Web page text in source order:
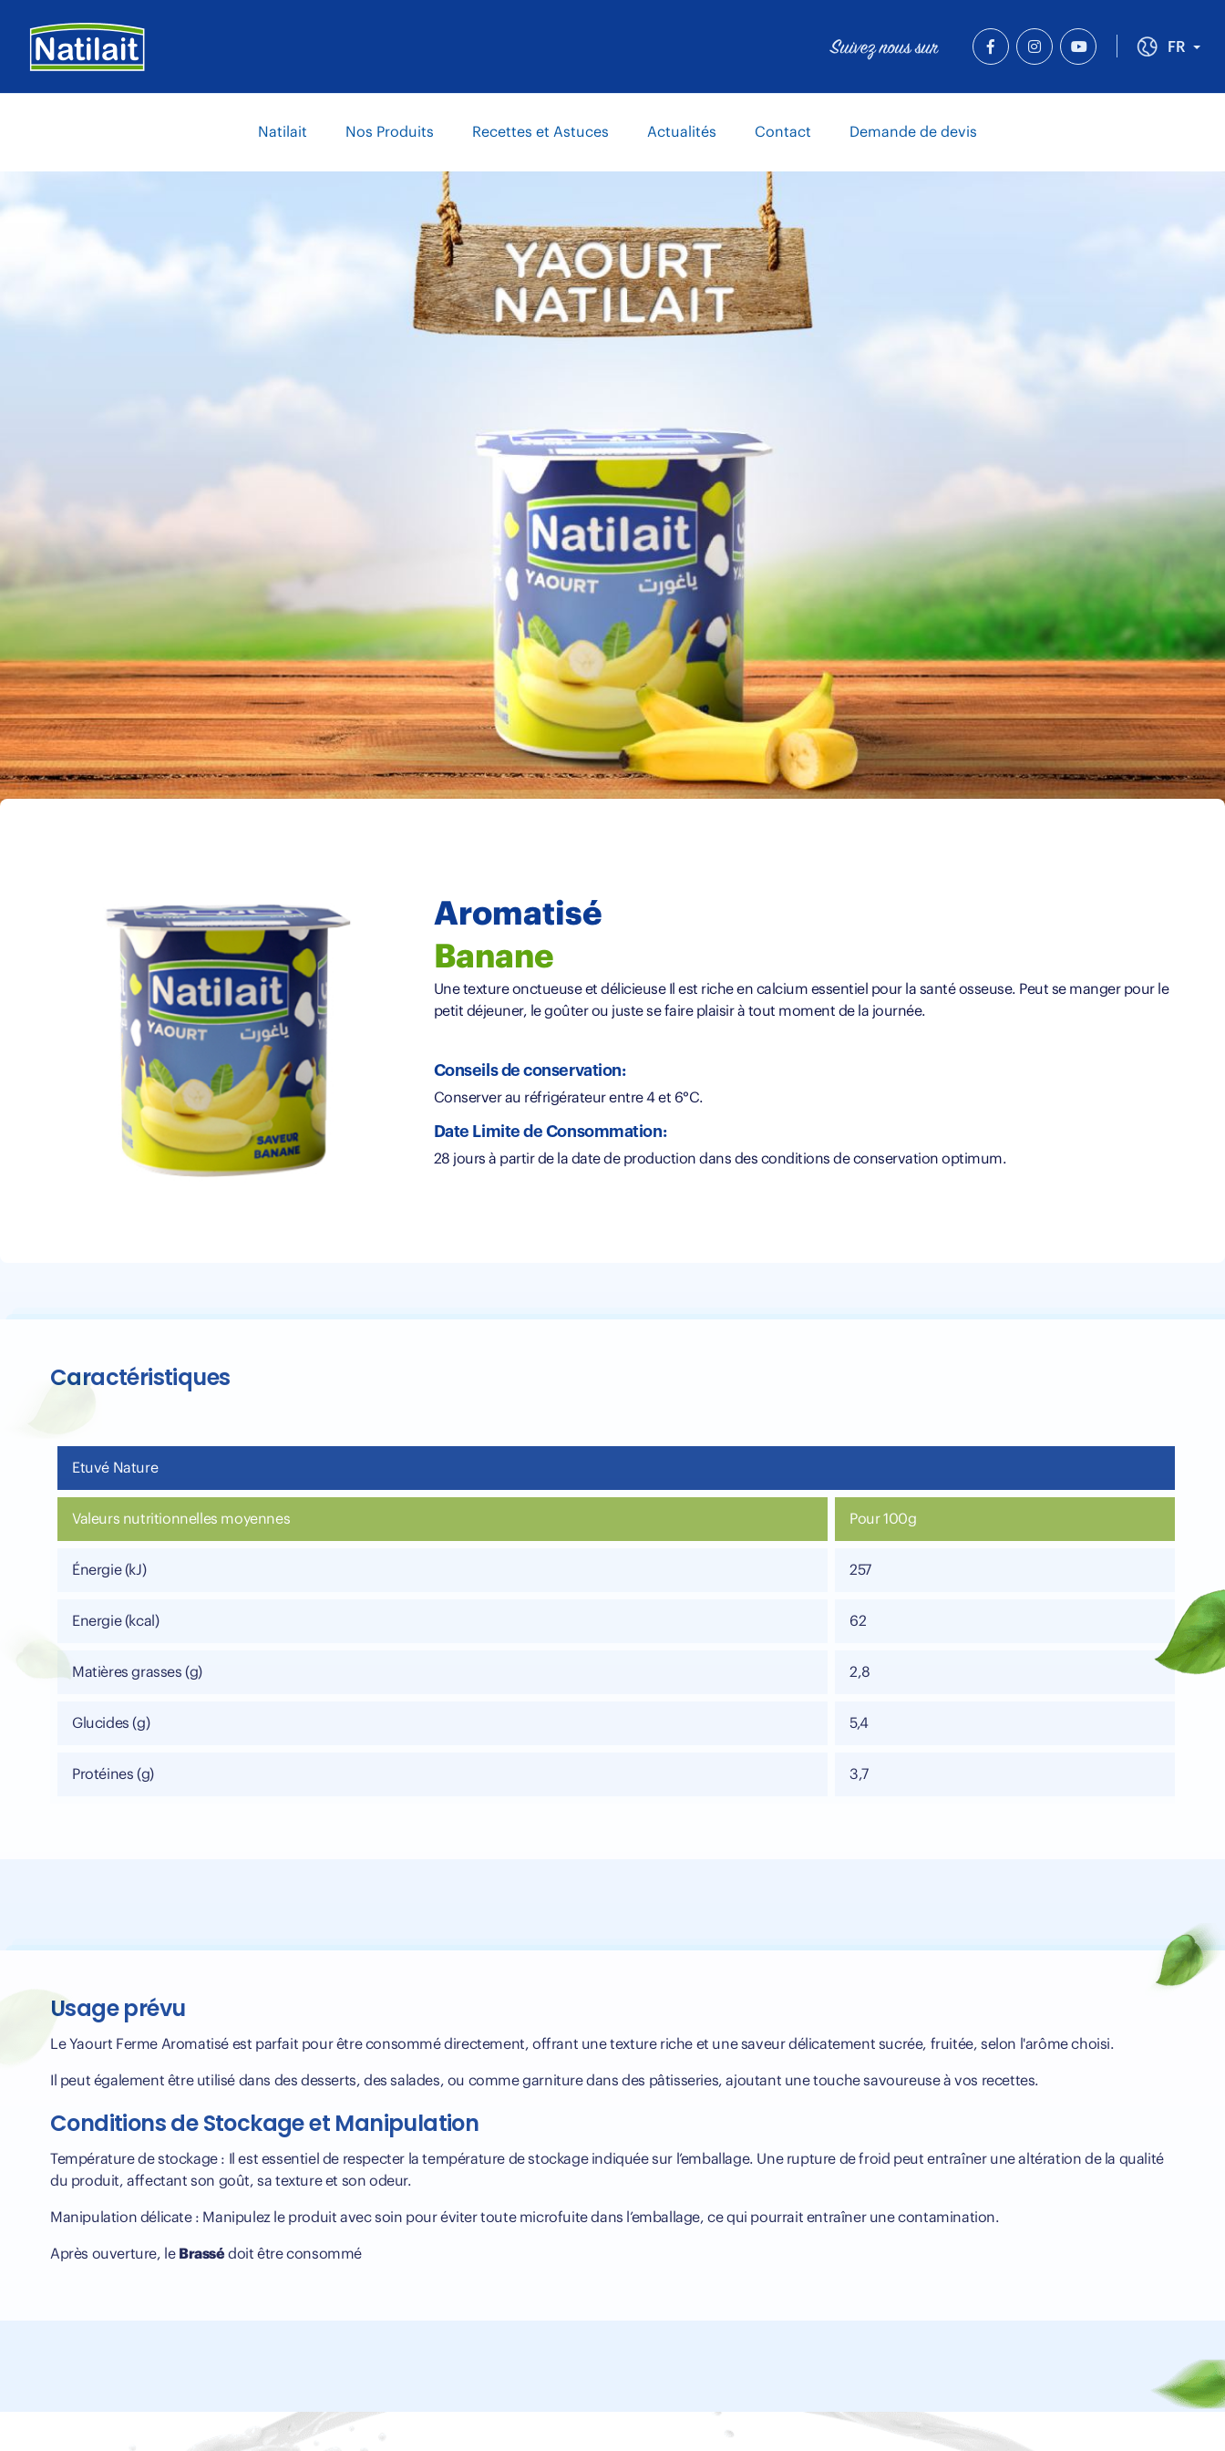
contenu
principal FR
Suivez nous sur
navigation
Natilait Nos Produits Recettes et Astuces Actualités Contact Demande de devis
Aromatisé
Banane
Une texture onctueuse et délicieuse Il est riche en calcium essentiel pour la santé osseuse. Peut se manger pour le
petit déjeuner, le goûter ou juste se faire plaisir à tout moment de la journée.
Conseils de conservation:
Conserver au réfrigérateur entre 4 et 6°C.
Date Limite de Consommation:
28 jours à partir de la date de production dans des conditions de conservation optimum.
Caractéristiques
Etuvé Nature
Valeurs nutritionnelles moyennes Pour 100g
Énergie (kJ) 257
Energie (kcal) 62
Matières grasses (g) 2,8
Glucides (g) 5,4
Protéines (g) 3,7
Usage prévu
Le Yaourt Ferme Aromatisé est parfait pour être consommé directement, offrant une texture riche et une saveur délicatement sucrée, fruitée, selon l'arôme choisi.
Il peut également être utilisé dans des desserts, des salades, ou comme garniture dans des pâtisseries, ajoutant une touche savoureuse à vos recettes.
Conditions de Stockage et Manipulation
Température de stockage : Il est essentiel de respecter la température de stockage indiquée sur l’emballage. Une rupture de froid peut entraîner une altération de la qualité
du produit, affectant son goût, sa texture et son odeur.
Manipulation délicate : Manipulez le produit avec soin pour éviter toute microfuite dans l’emballage, ce qui pourrait entraîner une contamination.
Après ouverture, le Brassédoit être consommé